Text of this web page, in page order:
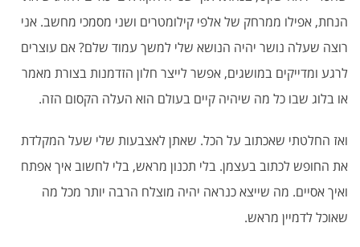
הנחת, אפילו ממרחק של אלפי קילומטרים ושני מסמכי מחשב. אני
רוצה שעלה נושר יהיה הנושא שלי למשך עמוד שלם? אם עוצרים
לרגע ומדייקים במושגים, אפשר לייצר חלון הזדמנות בצורת מאמר
או בלוג שבו כל מה שיהיה קיים בעולם הוא העלה הקסום הזה.
ואז החלטתי שאכתוב על הכל. שאתן לאצבעות שלי שעל המקלדת
את החופש לכתוב בעצמן. בלי תכנון מראש, בלי לחשוב איך אפתח
ואיך אסיים. מה שייצא כנראה יהיה מוצלח הרבה יותר מכל מה
שאוכל לדמיין מראש.